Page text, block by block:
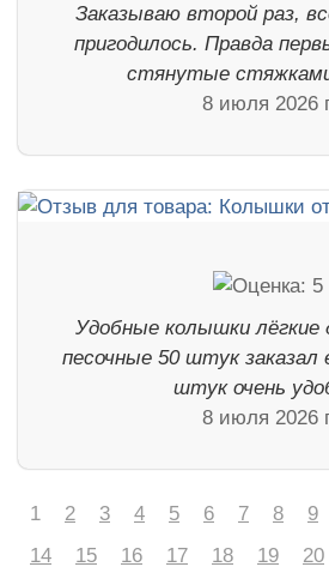
Заказываю второй раз,
пригодилось. Правда
стянутые
8 июля 2026
Удобные колышки лёгкие
песочные 50 штук заказал
штук очень
8 июля 2026
1 2 3 4 5 6 7 8 9
14
15 16 17 18 19 20